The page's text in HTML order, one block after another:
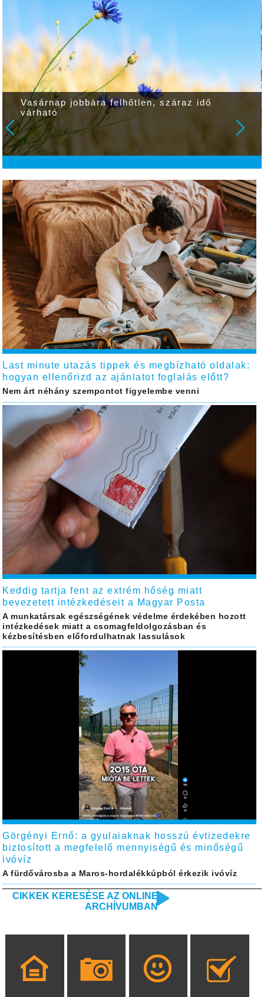
Vasárnap jobbára felhőtlen, száraz idő
várható
Last minute utazás tippek és megbízható oldalak:
hogyan ellenőrizd az ajánlatot foglalás előtt?
Nem árt néhány szempontot figyelembe venni
Keddig tartja fent az extrém hőség miatt
bevezetett intézkedéseit a Magyar Posta
A munkatársak egészségének védelme érdekében hozott
intézkedések miatt a csomagfeldolgozásban és
kézbesítésben előfordulhatnak lassulások
Görgényi Ernő: a gyulaiaknak hosszú évtizedekre
biztosított a megfelelő mennyiségű és minőségű
ivóvíz
A fürdővárosba a Maros-hordalékkúpból érkezik ivóvíz
CIKKEK KERESÉSE AZ ONLINE
ARCHÍVUMBAN